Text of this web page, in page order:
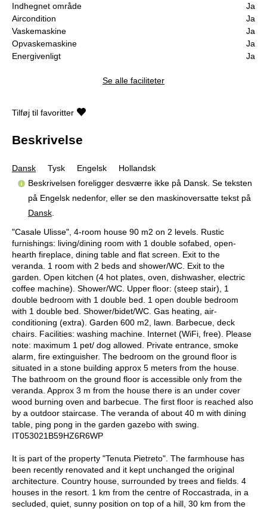
Indhegnet område
Ja
Aircondition
Ja
Vaskemaskine
Ja
Opvaskemaskine
Ja
Energivenligt
Ja
Se alle faciliteter
Tilføj til favoritter
Beskrivelse
Dansk Tysk Engelsk
Hollandsk
Beskrivelsen foreligger desværre ikke på Dansk. Se teksten
på Engelsk nedenfor, eller se den maskinoversatte tekst på
Dansk
"Casale Ulisse", 4-room house 90 m2 on 2 levels. Rustic
furnishings: living/dining room with 1 double sofabed, open-
hearth fireplace, dining table and flat screen. Exit to the
veranda. 1 room with 2 beds and shower/WC. Exit to the
garden. Open kitchen (4 hot plates, oven, dishwasher, electric
coffee machine). Shower/WC. Upper floor: (steep stair), 1
double bedroom with 1 double bed. 1 open double bedroom
with 1 double bed. Shower/bidet/WC. Gas heating, air-
conditioning (extra). Garden 600 m2, lawn. Barbecue, deck
chairs. Facilities: washing machine. Internet (WiFi, free). Please
note: maximum 1 pet/ dog allowed. Private entrance, smoke
alarm, fire extinguisher. The bedroom on the ground floor is
situated in a stone building approx 5 meters from the house.
The bathroom on the ground floor is accessible only from the
veranda. Approx 3 m from the house there is an under cover
wood burning oven and barbecue. The first floor is reached also
by a outdoor staircase. The veranda of about 40 m with dining
table, ping pong in the garden gazebo with swing.
IT053021B59HZ6R6WP
It is part of the property "Tenuta Pietreto". The farmhouse has
been recently renovated and it kept unchanged the original
architecture. Country house, surrounded by trees and fields. 4
houses in the resort. 1 km from the centre of Roccastrada, in a
secluded, quiet, sunny position on top of a hill, 30 km from the